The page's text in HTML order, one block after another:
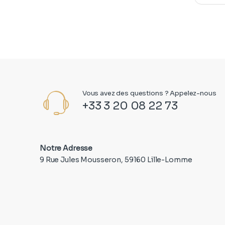
Vous avez des questions ? Appelez-nous
+33 3 20 08 22 73
Notre Adresse
9 Rue Jules Mousseron, 59160 Lille-Lomme